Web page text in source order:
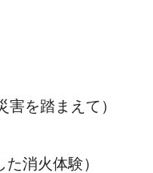
を踏まえて）
火体験）